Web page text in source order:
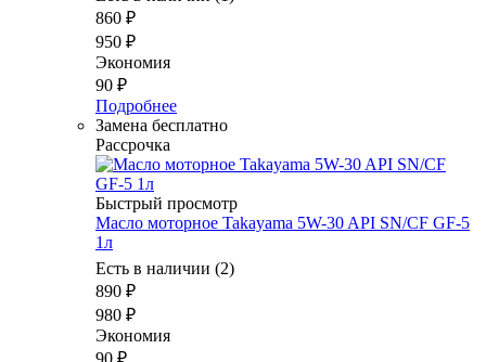
860 ₽
950 ₽
Экономия
90 ₽
Подробнее
Замена бесплатно
Рассрочка
Быстрый просмотр
Масло моторное Takayama 5W-30 API SN/CF GF-5
1л
Есть в наличии (2)
890 ₽
980 ₽
Экономия
90 ₽